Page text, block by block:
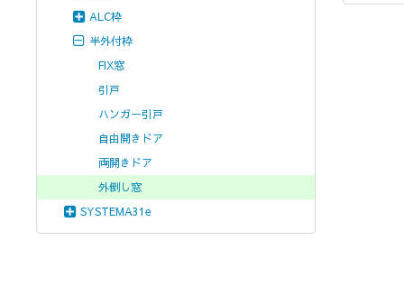
ALC枠
半外付枠
FIX窓
引戸
ハンガー引戸
自由開きドア
両開きドア
外倒し窓
SYSTEMA31e